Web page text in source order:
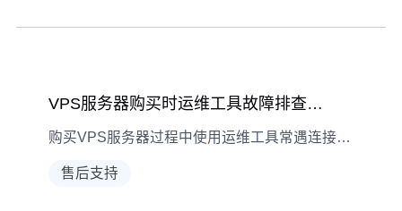
VPS服务器购买时运维工具故障排查指南
购买VPS服务器过程中使用运维工具常遇连接异常、数据显示错误等问题，本文按现象-诊断-解决逻辑提供详细排查方法，助你高效处理故障。
售后支持